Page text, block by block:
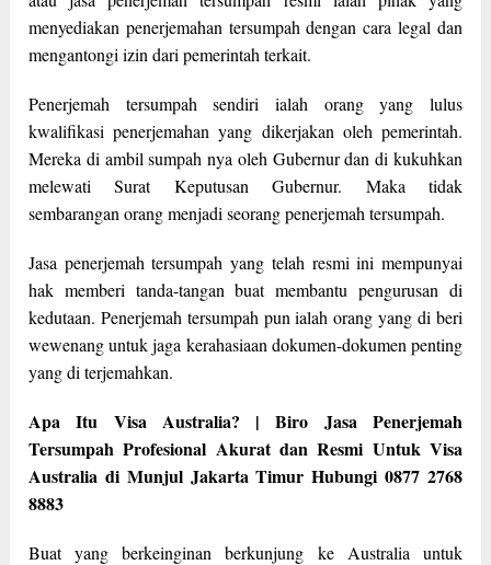
menyediakan penerjemahan tersumpah dengan cara legal dan
mengantongi izin dari pemerintah terkait.
Penerjemah tersumpah sendiri ialah orang yang lulus
kwalifikasi penerjemahan yang dikerjakan oleh pemerintah.
Mereka di ambil sumpah nya oleh Gubernur dan di kukuhkan
melewati Surat Keputusan Gubernur. Maka tidak
sembarangan orang menjadi seorang penerjemah tersumpah.
Jasa penerjemah tersumpah yang telah resmi ini mempunyai
hak memberi tanda-tangan buat membantu pengurusan di
kedutaan. Penerjemah tersumpah pun ialah orang yang di beri
wewenang untuk jaga kerahasiaan dokumen-dokumen penting
yang di terjemahkan.
Apa Itu Visa Australia? | Biro Jasa Penerjemah
Tersumpah Profesional Akurat dan Resmi Untuk Visa
Australia di Munjul Jakarta Timur Hubungi 0877 2768
8883
Buat yang berkeinginan berkunjung ke Australia untuk